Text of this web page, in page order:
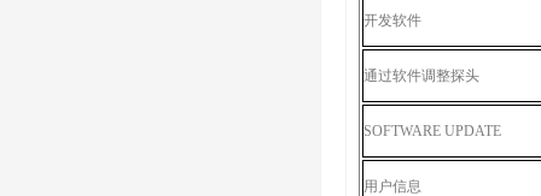
开发软件
通过软件调整探头
SOFTWARE UPDATE
用户信息